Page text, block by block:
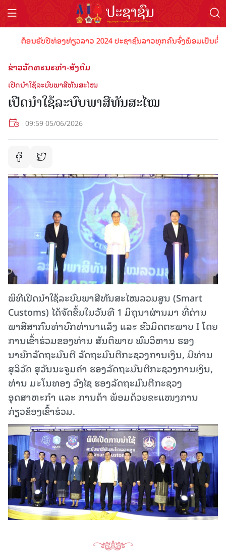
ຕ້ອນຮັບປີທ່ອງທ່ຽວລາວ 2024 ປະຊາຊົນລາວທຸກຄົນຈົ່ງພ້ອມເປັນເຈົ້າ
ຂ່າວວັດທະນະທຳ-ສັງຄົມ
ເປີດນໍາໃຊ້ລະບົບພາສີທັນສະໄໝ
ເປີດນໍາໃຊ້ລະບົບພາສີທັນສະໄໝ
09:59 05/06/2026
ພິທີເປີດນໍາໃຊ້ລະບົບພາສີທັນສະໄໝລວມສູນ (Smart
Customs) ໄດ້ຈັດຂຶ້ນໃນວັນທີ 1 ມິຖຸນາຜ່ານມາ ທີ່ດ່ານ
ພາສີສາກົນທ່າບົກທ່ານາແລ້ງ ແລະ ຂົວມິດຕະພາບ I ໂດຍ
ການເຂົ້າຮ່ວມຂອງທ່ານ ສັນຕິພາບ ພົມວິຫານ ຮອງ
ນາຍົກລັດຖະມົນຕີ ລັດຖະມົນຕີກະຊວງການເງິນ, ມີທ່ານ
ສຸລິວັດ ສຸວັນນະຈູມຄໍາ ຮອງລັດຖະມົນຕີກະຊວງການເງິນ,
ທ່ານ ມະໂນທອງ ວົງໄຊ ຮອງລັດຖະມົນຕີກະຊວງ
ອຸດສາຫະກຳ ແລະ ການຄ້າ ພ້ອມດ້ວຍຂະແໜງການ
ກ່ຽວຂ້ອງເຂົ້າຮ່ວມ.